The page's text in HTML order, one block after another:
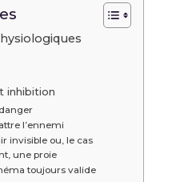
inhibition
l’ennemi
invisible ou, le cas
une proie
toujours valide